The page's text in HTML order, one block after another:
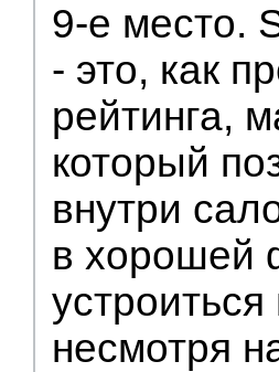
9-е место.
- это, как
рейтинга,
который
внутри
в хорошей
несмотря